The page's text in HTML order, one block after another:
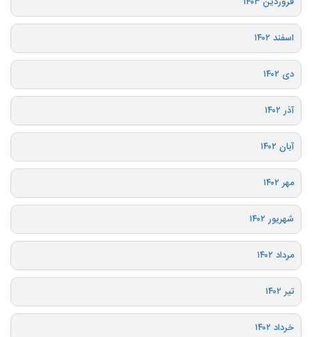
اسفند ۱۴۰۲
دی ۱۴۰۲
آذر ۱۴۰۲
آبان ۱۴۰۲
مهر ۱۴۰۲
شهریور ۱۴۰۲
مرداد ۱۴۰۲
تیر ۱۴۰۲
خرداد ۱۴۰۲